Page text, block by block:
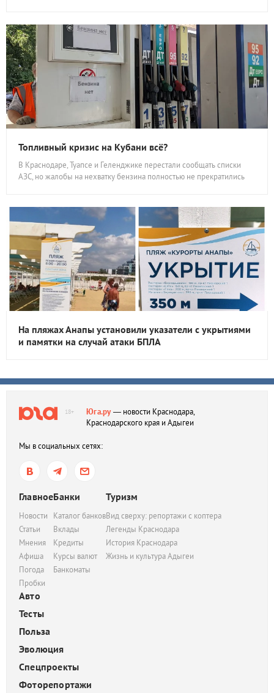
Топливный кризис на Кубани всё?
В Краснодаре, Туапсе и Геленджике перестали сообщать списки
АЗС, но жалобы на нехватку бензина полностью не прекратились
На пляжах Анапы установили указатели с укрытиями
и памятки на случай атаки БПЛА
18+ Юга.ру— новости Краснодара,
Краснодарского края и Адыгеи
Мы в социальных сетях:
Главное
Новости
Статьи
Мнения
Афиша
Погода
Пробки
Банки
Каталог банков
Вклады
Кредиты
Курсы валют
Банкоматы
Туризм
Вид сверху: репортажи с коптера
Легенды Краснодара
История Краснодара
Жизнь и культура Адыгеи
Авто
Тесты
Польза
Эволюция
Спецпроекты
Фоторепортажи